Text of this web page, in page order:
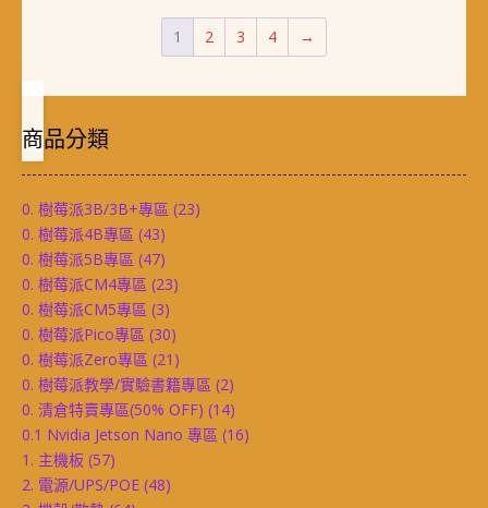
1 2 3 4 →
商品分類
0. 樹莓派3B/3B+專區 (23)
0. 樹莓派4B專區 (43)
0. 樹莓派5B專區 (47)
0. 樹莓派CM4專區 (23)
0. 樹莓派CM5專區 (3)
0. 樹莓派Pico專區 (30)
0. 樹莓派Zero專區 (21)
0. 樹莓派教學/實驗書籍專區 (2)
0. 清倉特賣專區(50% OFF) (14)
0.1 Nvidia Jetson Nano 專區 (16)
1. 主機板 (57)
2. 電源/UPS/POE (48)